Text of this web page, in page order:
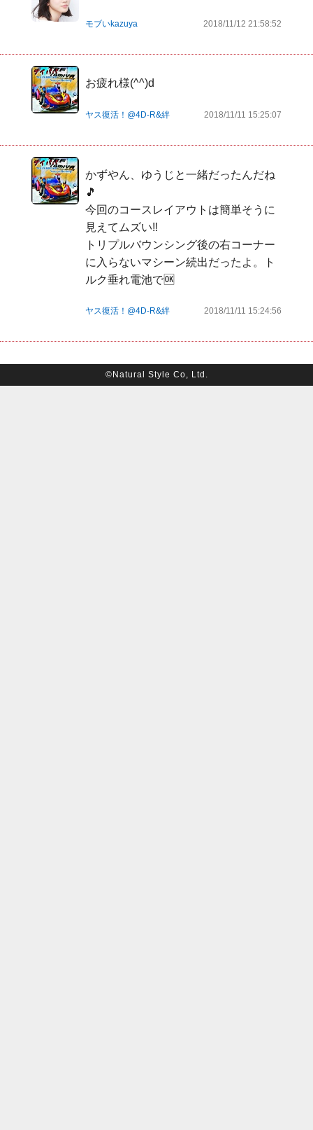
モブいkazuya 2018/11/12 21:58:52
お疲れ様(^^)d
ヤス復活！@4D-R&絆 2018/11/11 15:25:07
かずやん、ゆうじと一緒だったんだね
🎵
今回のコースレイアウトは簡単そうに
見えてムズい‼️
トリプルバウンシング後の右コーナー
に入らないマシーン続出だったよ。ト
ルク垂れ電池で🆗
ヤス復活！@4D-R&絆 2018/11/11 15:24:56
©Natural Style Co, Ltd.